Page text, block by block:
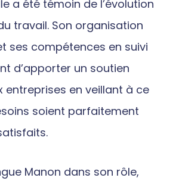
a été témoin de l’évolution
travail. Son organisation
ses compétences en suivi
d’apporter un soutien
entreprises en veillant à ce
soient parfaitement
Manon dans son rôle,